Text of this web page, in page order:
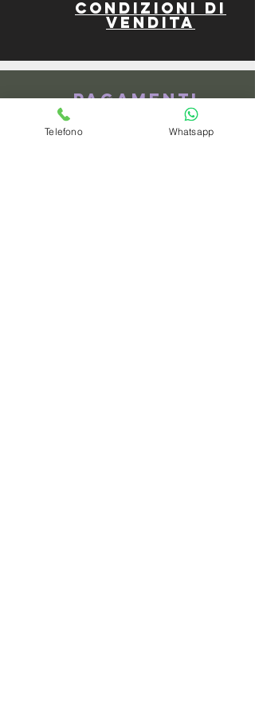
Condizioni di
vendita
Pagamenti
Telefono Whatsapp